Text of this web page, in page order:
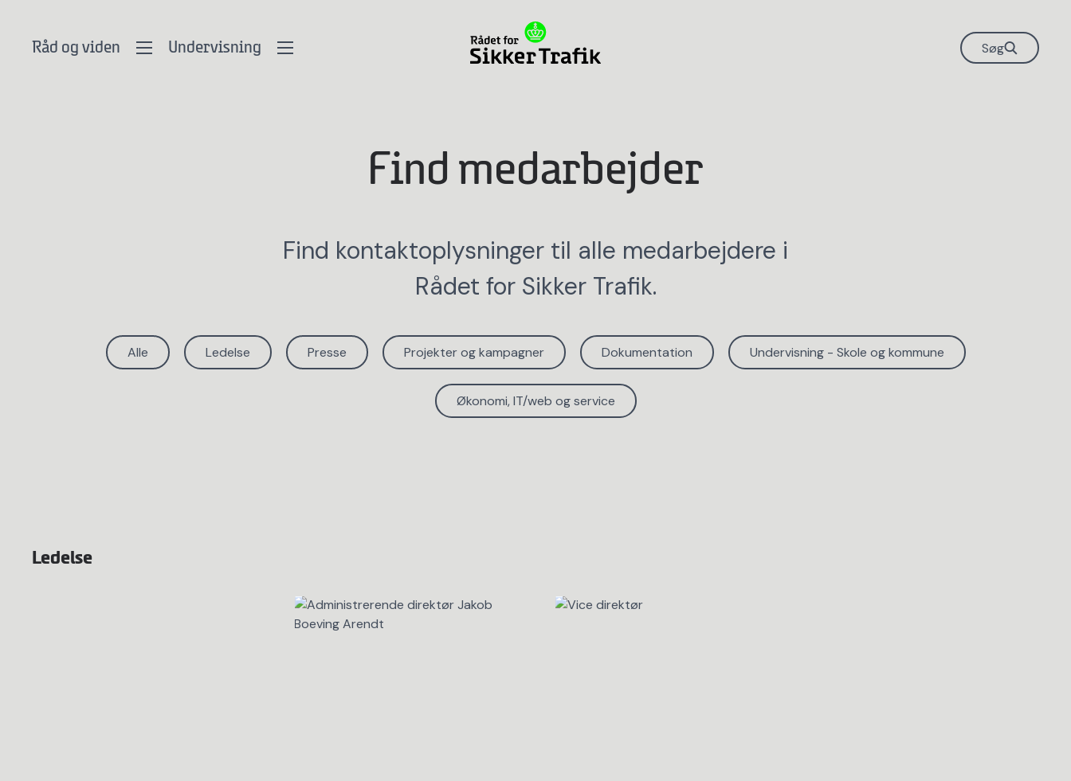
Råd og viden Undervisning Søg
Find medarbejder
Find kontaktoplysninger til alle medarbejdere i
Rådet for Sikker Trafik.
Alle Ledelse Presse Projekter og kampagner Dokumentation Undervisning - Skole og kommune
Økonomi, IT/web og service
Ledelse